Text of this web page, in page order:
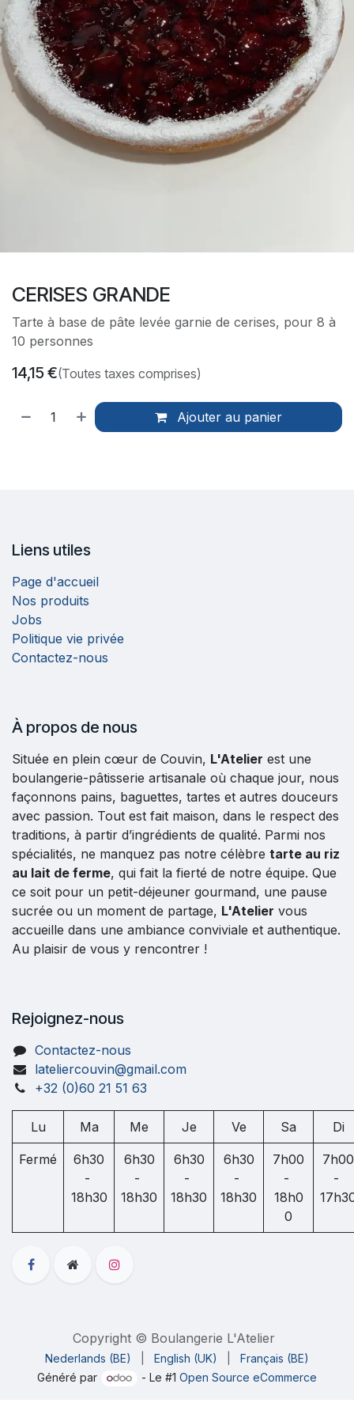
CERISES GRANDE
Tarte à base de pâte levée garnie de cerises, pour 8 à
10 personnes
14,15 €(Toutes taxes comprises)
Ajouter au panier
Liens utiles
Page d'accueil
Nos produits
Jobs
Politique vie privée
Contactez-nous
À propos de nous
Située en plein cœur de Couvin, L'Atelier est une
boulangerie-pâtisserie artisanale où chaque jour, nous
façonnons pains, baguettes, tartes et autres douceurs
avec passion. Tout est fait maison, dans le respect des
traditions, à partir d’ingrédients de qualité. Parmi nos
spécialités, ne manquez pas notre célèbre tarte au riz
au lait de ferme, qui fait la fierté de notre équipe. Que
ce soit pour un petit-déjeuner gourmand, une pause
sucrée ou un moment de partage, L'Atelier vous
accueille dans une ambiance conviviale et authentique.
Au plaisir de vous y rencontrer !
Rejoignez-nous
Contactez-nous
lateliercouvin@gmail.com
+32 (0)60 21 51 63
Lu Ma Me Je Ve Sa Di
Fermé
6h30
-
18h30
6h30
-
18h30
6h30
-
18h30
6h30
-
18h30
7h00
-
18h0
0
7h00
-
Copyright © Boulangerie L'Atelier
Nederlands (BE) English (UK)
Français (BE)
Généré par
- Le #1Open Source eCommerce